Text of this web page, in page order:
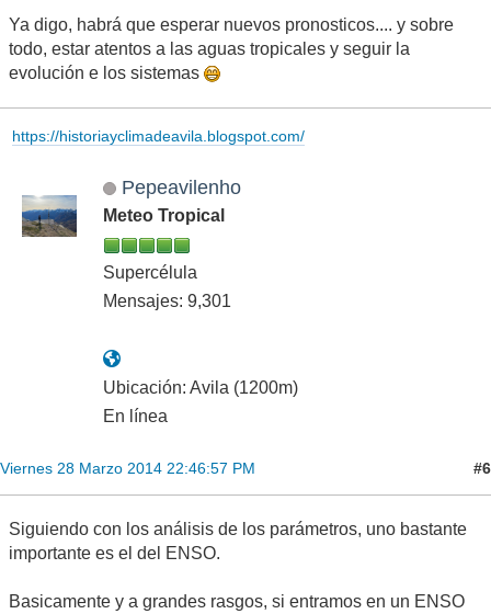
Ya digo, habrá que esperar nuevos pronosticos.... y sobre
todo, estar atentos a las aguas tropicales y seguir la
evolución e los sistemas
https://historiayclimadeavila.blogspot.com/
Pepeavilenho
Meteo Tropical
Supercélula
Mensajes: 9,301
Ubicación: Avila (1200m)
En línea
Viernes 28 Marzo 2014 22:46:57 PM #6
Siguiendo con los análisis de los parámetros, uno bastante
importante es el del ENSO.
Basicamente y a grandes rasgos, si entramos en un ENSO